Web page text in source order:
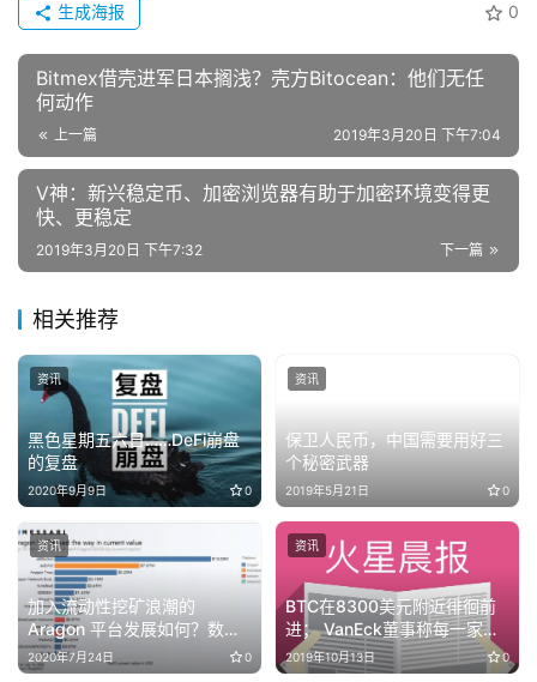
0
生成海报
Bitmex借壳进军日本搁浅？壳方Bitocean：他们无任
何动作
上一篇 2019年3月20日 下午7:04
V神：新兴稳定币、加密浏览器有助于加密环境变得更
快、更稳定
下一篇
2019年3月20日 下午7:32
相关推荐
黑色星期五六日……DeFi崩盘
的复盘
2020年9月9日 0
资讯
保卫人民币，中国需要用好三
个秘密武器
2019年5月21日 0
资讯
加入流动性挖矿浪潮的
Aragon 平台发展如何？数据
解读其 DAO 生态资金与治理
现状
2020年7月24日 0
资讯
BTC在8300美元附近徘徊前
进； VanEck董事称每一家离
开Libra的公司都可能是迫不得
已 | 晨报
2019年10月13日 0
资讯